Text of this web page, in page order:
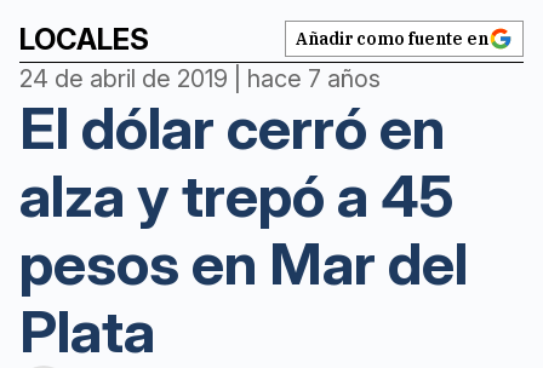
LOCALES Añadir como fuente en
24 de abril de 2019 | hace 7 años
El dólar cerró en
alza y trepó a 45
pesos en Mar del
Plata